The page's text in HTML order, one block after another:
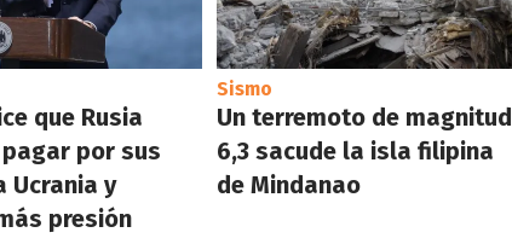
que Rusia
por sus
Ucrania y
presión
Sismo
Un terremoto de magnitud
6,3 sacude la isla filipina
de Mindanao